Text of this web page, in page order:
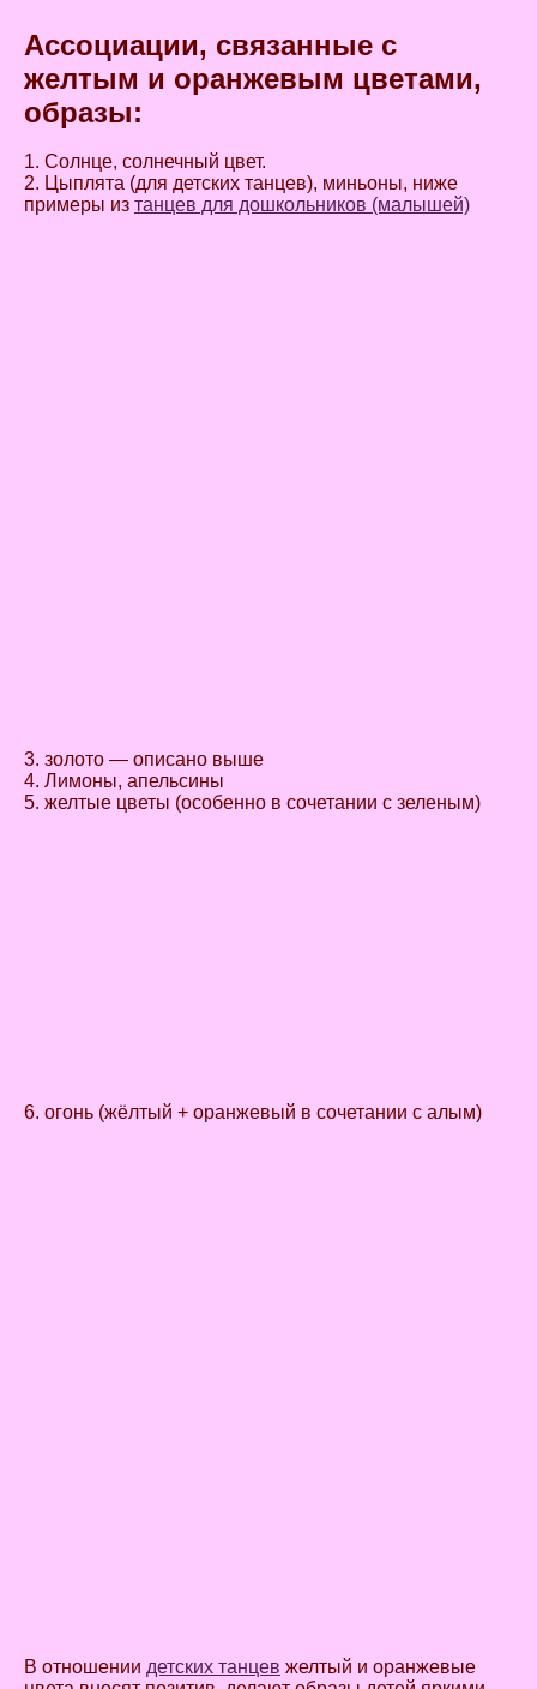
Ассоциации, связанные с
желтым и оранжевым цветами,
образы:
1. Солнце, солнечный цвет.
2. Цыплята (для детских танцев), миньоны, ниже
примеры из танцев для дошкольников (малышей)
3. золото — описано выше
4. Лимоны, апельсины
5. желтые цветы (особенно в сочетании с зеленым)
6. огонь (жёлтый + оранжевый в сочетании с алым)
В отношении детских танцев желтый и оранжевые